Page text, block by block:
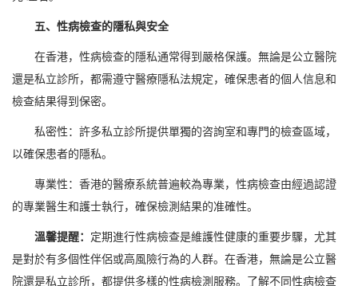
五、性病檢查的隱私與安全
在香港，性病檢查的隱私通常得到嚴格保護。無論是公立醫院
還是私立診所，都需遵守醫療隱私法規定，確保患者的個人信息和
檢查結果得到保密。
私密性：許多私立診所提供單獨的咨詢室和專門的檢查區域，
以確保患者的隱私。
專業性：香港的醫療系統普遍較為專業，性病檢查由經過認證
的專業醫生和護士執行，確保檢測結果的准確性。
溫馨提醒： 定期進行性病檢查是維護性健康的重要步驟，尤其
是對於有多個性伴侶或高風險行為的人群。在香港，無論是公立醫
院還是私立診所，都提供多樣的性病檢測服務。了解不同性病檢查